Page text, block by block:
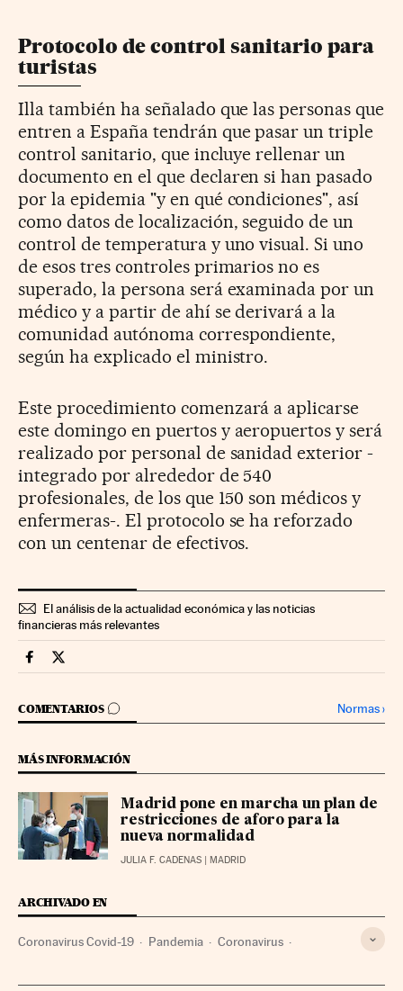
Protocolo de control sanitario para
turistas
Illa también ha señalado que las personas que
entren a España tendrán que pasar un triple
control sanitario, que incluye rellenar un
documento en el que declaren si han pasado
por la epidemia "y en qué condiciones", así
como datos de localización, seguido de un
control de temperatura y uno visual. Si uno
de esos tres controles primarios no es
superado, la persona será examinada por un
médico y a partir de ahí se derivará a la
comunidad autónoma correspondiente,
según ha explicado el ministro.
Este procedimiento comenzará a aplicarse
este domingo en puertos y aeropuertos y será
realizado por personal de sanidad exterior -
integrado por alrededor de 540
profesionales, de los que 150 son médicos y
enfermeras-. El protocolo se ha reforzado
con un centenar de efectivos.
El análisis de la actualidad económica y las noticias
financieras más relevantes
Economia Cinco Días en Facebook
Economia Cinco Días en Twitter
COMENTARIOS
IR A LOS COMENTARIOS Normas›
MÁS INFORMACIÓN
Madrid pone en marcha un plan de
restricciones de aforo para la
nueva normalidad
JULIA F. CADENAS | MADRID
ARCHIVADO EN
Coronavirus Covid-19 Pandemia Coronavirus